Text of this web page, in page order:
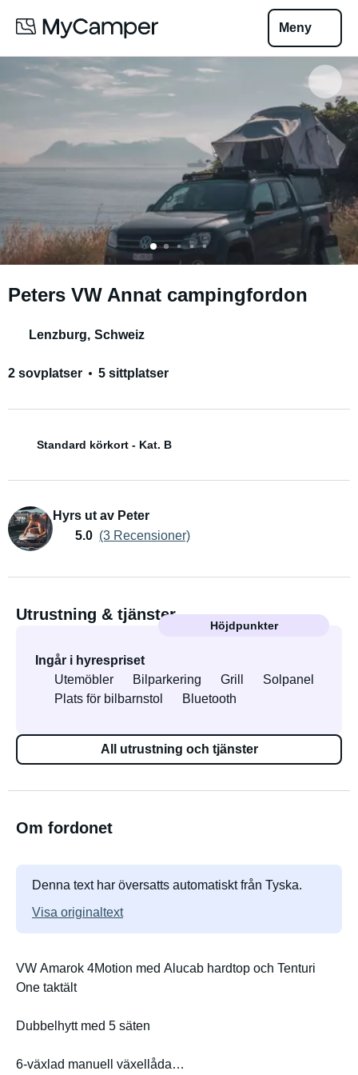
Meny
Peters VW Annat campingfordon
Lenzburg, Schweiz
2 sovplatser 5 sittplatser
Standard körkort - Kat. B
Hyrs ut av Peter
5.0 (3 Recensioner)
Utrustning & tjänster
Höjdpunkter
Ingår i hyrespriset
Utemöbler
Bilparkering Grill
Solpanel
Plats för bilbarnstol
Bluetooth
All utrustning och tjänster
Om fordonet
Denna text har översatts automatiskt från Tyska.
Visa originaltext
VW Amarok 4Motion med Alucab hardtop och Tenturi
One taktält
Dubbelhytt med 5 säten
6-växlad manuell växellåda